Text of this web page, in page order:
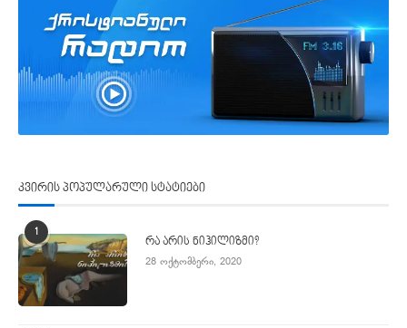
კვირის პოპულარული სტატიები
1
რა არის ნიჰილიზმი?
28 ოქტომბერი, 2020